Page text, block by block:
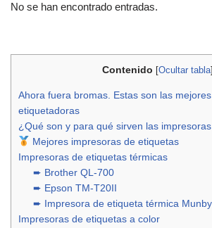
No se han encontrado entradas.
Contenido [Ocultar tabla]
Ahora fuera bromas. Estas son las
etiquetadoras
¿Qué son y para qué sirven las
Mejores impresoras de etiquetas
Impresoras de etiquetas térmicas
➨ Brother QL-700
➨ Epson TM-T20II
➨ Impresora de etiqueta térmica
Impresoras de etiquetas a color